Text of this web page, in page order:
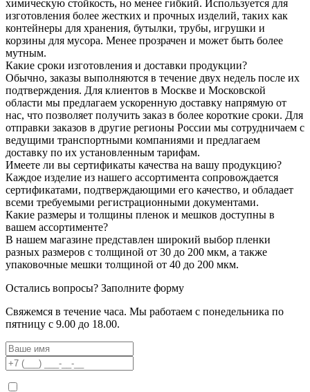
химическую стойкость, но менее гибкий. Используется для
изготовления более жестких и прочных изделий, таких как
контейнеры для хранения, бутылки, трубы, игрушки и
корзины для мусора. Менее прозрачен и может быть более
мутным.
Какие сроки изготовления и доставки продукции?
Обычно, заказы выполняются в течение двух недель после их
подтверждения. Для клиентов в Москве и Московской
области мы предлагаем ускоренную доставку напрямую от
нас, что позволяет получить заказ в более короткие сроки. Для
отправки заказов в другие регионы России мы сотрудничаем с
ведущими транспортными компаниями и предлагаем
доставку по их установленным тарифам.
Имеете ли вы сертификаты качества на вашу продукцию?
Каждое изделие из нашего ассортимента сопровождается
сертификатами, подтверждающими его качество, и обладает
всеми требуемыми регистрационными документами.
Какие размеры и толщины пленок и мешков доступны в
вашем ассортименте?
В нашем магазине представлен широкий выбор пленки
разных размеров с толщиной от 30 до 200 мкм, а также
упаковочные мешки толщиной от 40 до 200 мкм.
Остались вопросы? Заполните форму
Свяжемся в течение часа. Мы работаем с понедельника по
пятницу с 9.00 до 18.00.